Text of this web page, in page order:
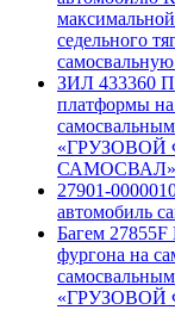
седельного
ЗИЛ 433360
платформы на
«ГРУЗОВОЙ
27901-
автомобиль
Багем 27855F
фургона на
«ГРУЗОВОЙ